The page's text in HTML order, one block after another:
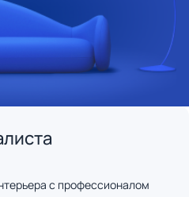
с профессионалом